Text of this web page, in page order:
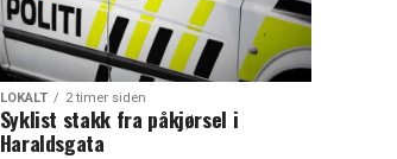
LOKALT 2 timer siden
Syklist stakk fra påkjørsel i
Haraldsgata